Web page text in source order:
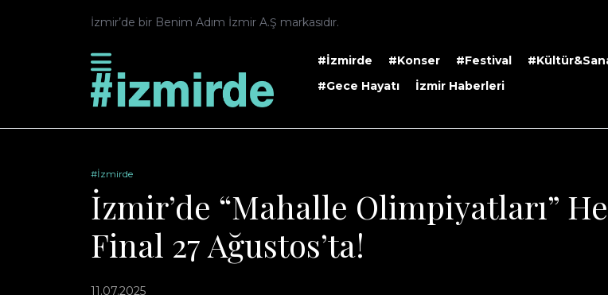
İzmir’de bir Benim Adım İzmir A.Ş markasıdır.
#İzmirde #Konser #Festival
#Gece Hayatı
İzmir Haberleri
#İzmirde
İzmir’de “Mahalle Olimpiyatları”
Final 27 Ağustos’ta!
11.07.2025